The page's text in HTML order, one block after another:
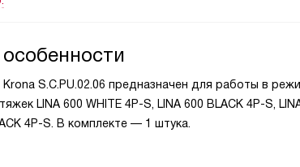
S.C.PU.02.06 предназначен для работы в
LINA 600 WHITE 4P-S, LINA 600 BLACK 4P-S,
4P-S. В комплекте — 1 штука.